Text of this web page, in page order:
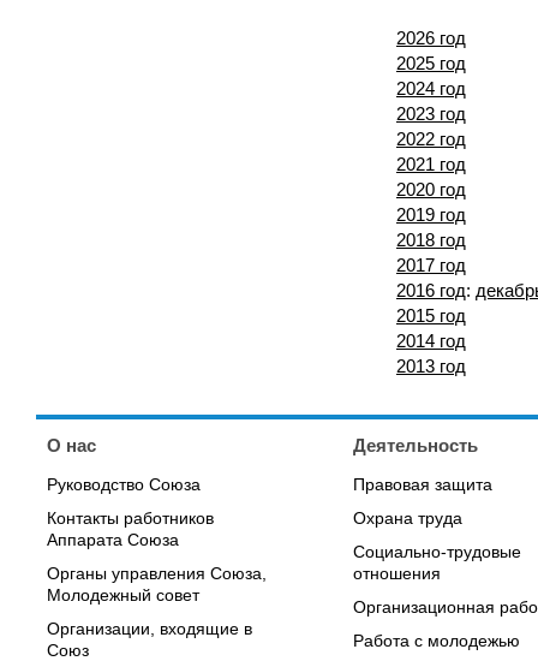
2026 год
2025 год
2024 год
2023 год
2022 год
2021 год
2020 год
2019 год
2018 год
2017 год
2016 год:
2015 год
2014 год
2013 год
О нас
Руководство Союза
Контакты работников
Аппарата Союза
Органы управления Союза,
Молодежный совет
Организации, входящие в
Союз
Деятельность
Правовая защита
Охрана труда
Социально-трудовые
отношения
Организационная
Работа с молодежью